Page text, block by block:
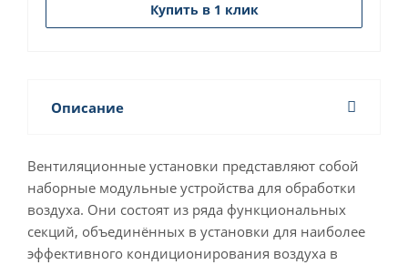
Купить в 1 клик
Описание
Вентиляционные установки представляют собой
наборные модульные устройства для обработки
воздуха. Они состоят из ряда функциональных
секций, объединённых в установки для наиболее
эффективного кондиционирования воздуха в